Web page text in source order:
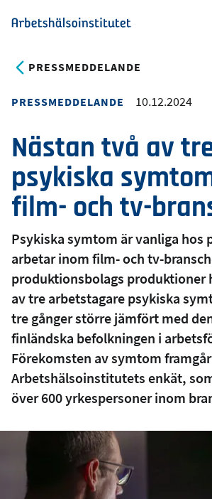
Hoppa
till
Arbetshälsoinstitutet
PRESSMEDDELANDE
PRESSMEDDELANDE 10.12.2024
Nästan två av
psykiska
film- och tv-
Psykiska symtom är vanliga hos
arbetar inom film- och tv-
produktionsbolags produktioner
av tre arbetstagare psykiska
tre gånger större jämfört med
finländska befolkningen i
Förekomsten av symtom
Arbetshälsoinstitutets enkät,
över 600 yrkespersoner inom